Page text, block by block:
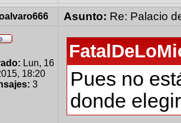
Asunto: Re: Palacio
Lun, 16
18:20
3
Pues no
donde